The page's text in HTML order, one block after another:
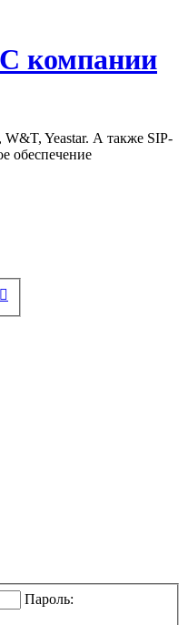
компании
Yeastar. А также SIP-
обеспечение
Пароль: